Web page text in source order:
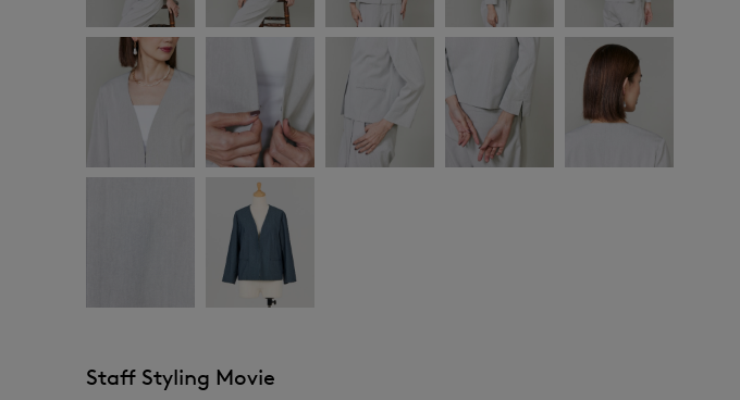
Staff Styling Movie